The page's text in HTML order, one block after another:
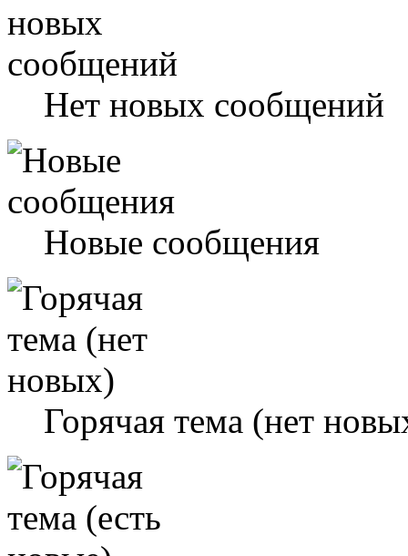
Нет новых сообщений
Новые сообщения
Горячая тема (нет